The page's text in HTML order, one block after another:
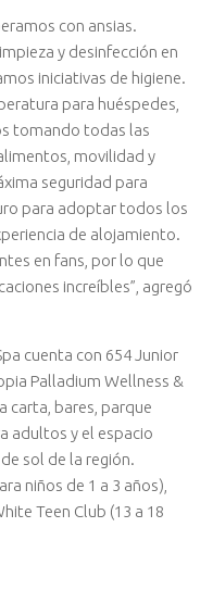
con ansias.
y desinfección en
iniciativas de higiene.
para huéspedes,
tomando todas las
movilidad y
seguridad para
para adoptar todos los
de alojamiento.
en fans, por lo que
increíbles”, agregó
cuenta con 654 Junior
Palladium Wellness &
carta, bares, parque
adultos y el espacio
sol de la región.
niños de 1 a 3 años),
Teen Club (13 a 18